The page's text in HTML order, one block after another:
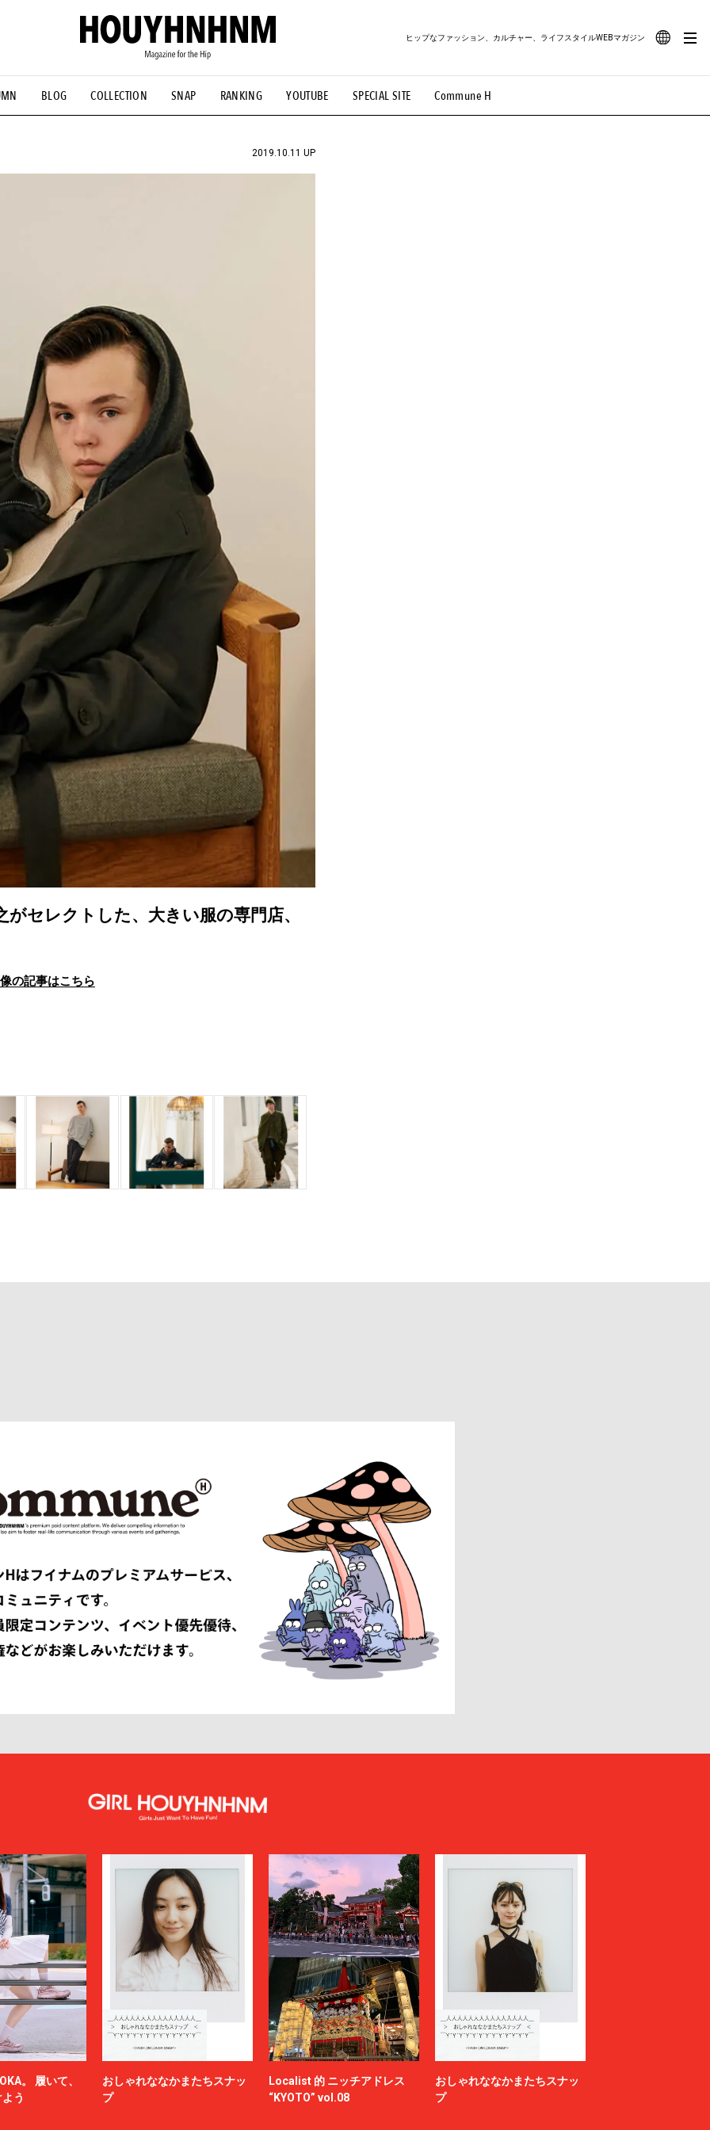
BLOG COLLECTION SNAP RANKING YOUTUBE SPECIAL SITE Commune H
ヒップなファッション、カルチャー、ライフスタイルWEBマガジン
#古着サミット #NEW VINTAGE #マイナーグッド図鑑 #路地裏てぃーん。 #MONTHLY JOURNAL
#FOCUS IT #AH.H #ととけん #FASHION #MUSIC #MOVIE #LIFESTYLE #SNEAKER #OUTDOOR
2019.10.11 UP
がセレクトした、大きい服の専門店、
の記事はこちら
。 履いて、
う
おしゃれななかまたちスナッ
プ
Localist 的 ニッチアドレス
“KYOTO” vol.08
おしゃれななかまたちスナッ
プ